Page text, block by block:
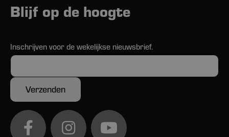
Blijf op de hoogte
Inschrijven voor de wekelijkse nieuwsbrief.